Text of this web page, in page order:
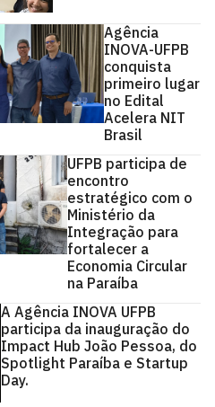
Agência
INOVA-UFPB
conquista
primeiro lugar
no Edital
Acelera NIT
Brasil
UFPB participa de
encontro
estratégico com o
Ministério da
Integração para
fortalecer a
Economia Circular
na Paraíba
A Agência INOVA UFPB
participa da inauguração do
Impact Hub João Pessoa, do
Spotlight Paraíba e Startup
Day.